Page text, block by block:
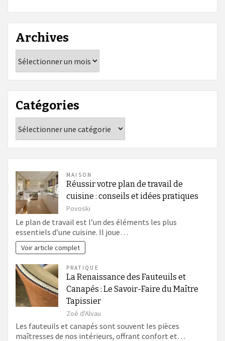
Archives
Catégories
MAISON
Réussir votre plan de travail de
cuisine : conseils et idées pratiques
Povoski
Le plan de travail est l’un des éléments les plus
essentiels d’une cuisine. Il joue…
Voir article complet
PRATIQUE
La Renaissance des Fauteuils et
Canapés : Le Savoir-Faire du Maître
Tapissier
Zoé d'Alvau
Les fauteuils et canapés sont souvent les pièces
maîtresses de nos intérieurs, offrant confort et…